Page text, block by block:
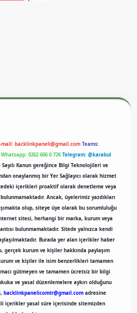
mail: backlinkpaneli@gmail.com Teams:
Whatsapp: 0262 606 0 726 Telegram: @karabul
Sayılı Kanun gereğince Bilgi Teknolojileri ve
onaylanmış bir Yer Sağlayıcı olarak hizmet
içerikleri proaktif olarak denetleme veya
Ancak, üyelerimiz yazdıkları
olup, siteye üye olarak bu sorumluluğu
sitesi, herhangi bir marka, kurum veya
bulunmamaktadır. Sitede yalnızca kendi
Burada yer alan içerikler haber
gerçek kurum ve kişiler hakkında paylaşım
ve kişiler ile isim benzerlikleri tamamen
gütmeyen ve tamamen ücretsiz bir bilgi
ve yasal düzenlemelere aykırı olduğunu
backlinkpanelicomtr@gmail.comadresine
içerikler yasal süre içerisinde sitemizden